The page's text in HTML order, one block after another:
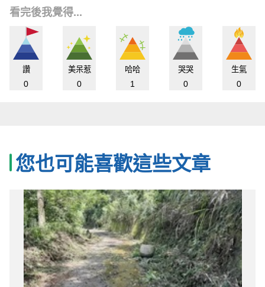
看完後我覺得...
讚
0
美呆惹
0
哈哈
1
哭哭
0
生氣
0
您也可能喜歡這些文章